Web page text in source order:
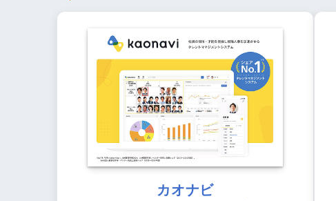
カオナビ